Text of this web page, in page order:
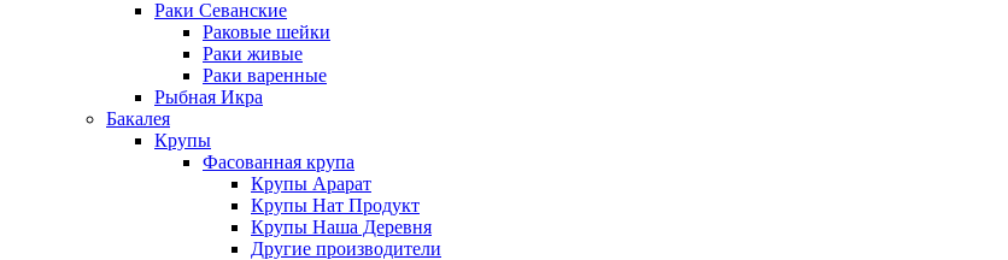
Раки Севанские
Раковые шейки
Раки живые
Раки варенные
Рыбная Икра
Бакалея
Крупы
Фасованная крупа
Крупы Арарат
Крупы Нат Продукт
Крупы Наша Деревня
Другие производители